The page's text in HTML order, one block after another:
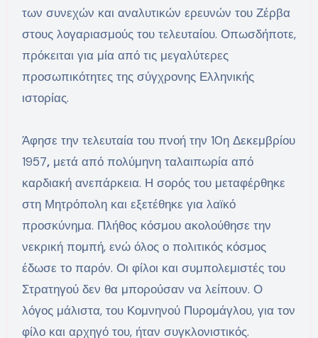
των συνεχών και αναλυτικών ερευνών του Ζέρβα
στους λογαριασμούς του τελευταίου. Οπωσδήποτε,
πρόκειται για μία από τις μεγαλύτερες
προσωπικότητες της σύγχρονης Ελληνικής
ιστορίας.
Άφησε την τελευταία του πνοή την 10η Δεκεμβρίου
1957,μετά από πολύμηνη ταλαιπωρία από
καρδιακή ανεπάρκεια. Η σορός του μεταφέρθηκε
στη Μητρόπολη και εξετέθηκε για λαϊκό
προσκύνημα. Πλήθος κόσμου ακολούθησε την
νεκρική πομπή, ενώ όλος ο πολιτικός κόσμος
έδωσε το παρόν. Οι φίλοι και συμπολεμιστές του
Στρατηγού δεν θα μπορούσαν να λείπουν. Ο
λόγος μάλιστα, του Κομνηνού Πυρομάγλου, για τον
φίλο και αρχηγό του, ήταν συγκλονιστικός.